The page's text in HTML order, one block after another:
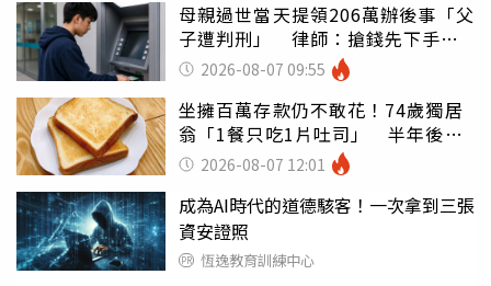
母親過世當天提領206萬辦後事「父
子遭判刑」 律師：搶錢先下手是
罪 2026-08-07 09:55
坐擁百萬存款仍不敢花！74歲獨居
翁「1餐只吃1片吐司」 半年後暴
瘦嚇壞女兒
2026-08-07 12:01
成為AI時代的道德駭客！一次拿到三張
資安證照
恆逸教育訓練中心